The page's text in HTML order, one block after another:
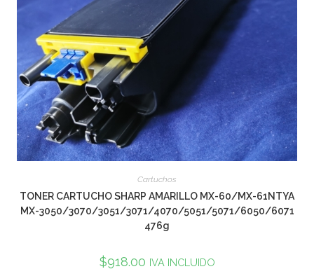
Cartuchos
TONER CARTUCHO SHARP AMARILLO MX-60/MX-61NTYA
MX-3050/3070/3051/3071/4070/5051/5071/6050/6071
476g
$918.00 IVA INCLUIDO